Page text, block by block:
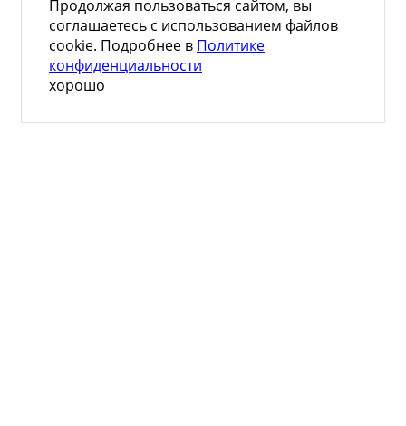
Продолжая пользоваться сайтом, вы
соглашаетесь с использованием файлов
cookie. Подробнее в Политике
конфиденциальности
хорошо